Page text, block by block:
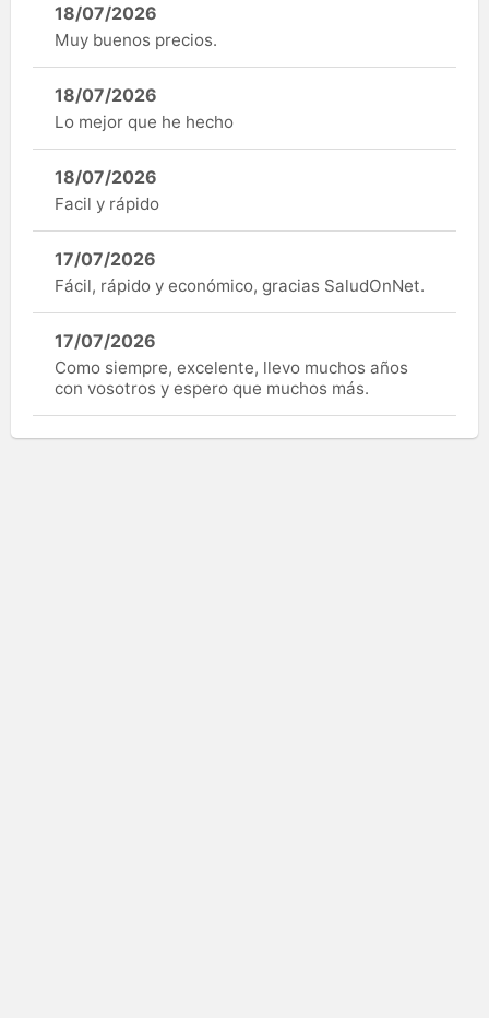
18/07/2026
Muy buenos precios.
18/07/2026
Lo mejor que he hecho
18/07/2026
Facil y rápido
17/07/2026
Fácil, rápido y económico, gracias SaludOnNet.
17/07/2026
Como siempre, excelente, llevo muchos años
con vosotros y espero que muchos más.